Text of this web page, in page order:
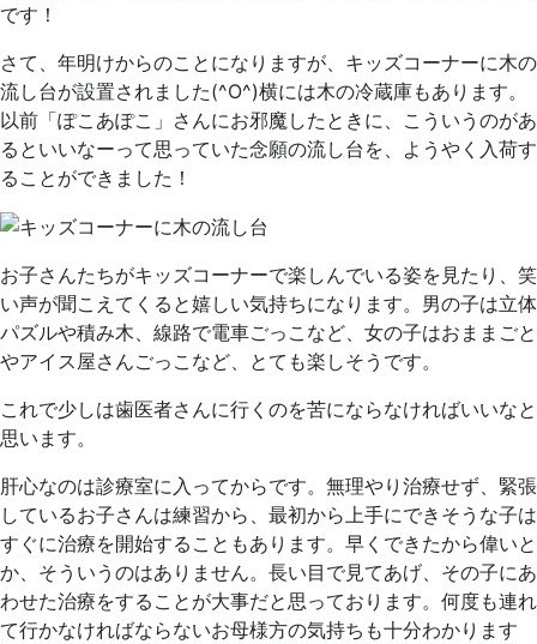
です！
さて、年明けからのことになりますが、キッズコーナーに木の
流し台が設置されました(^O^)横には木の冷蔵庫もあります。
以前「ぽこあぽこ」さんにお邪魔したときに、こういうのがあ
るといいなーって思っていた念願の流し台を、ようやく入荷す
ることができました！
お子さんたちがキッズコーナーで楽しんでいる姿を見たり、笑
い声が聞こえてくると嬉しい気持ちになります。男の子は立体
パズルや積み木、線路で電車ごっこなど、女の子はおままごと
やアイス屋さんごっこなど、とても楽しそうです。
これで少しは歯医者さんに行くのを苦にならなければいいなと
思います。
肝心なのは診療室に入ってからです。無理やり治療せず、緊張
しているお子さんは練習から、最初から上手にできそうな子は
すぐに治療を開始することもあります。早くできたから偉いと
か、そういうのはありません。長い目で見てあげ、その子にあ
わせた治療をすることが大事だと思っております。何度も連れ
て行かなければならないお母様方の気持ちも十分わかります